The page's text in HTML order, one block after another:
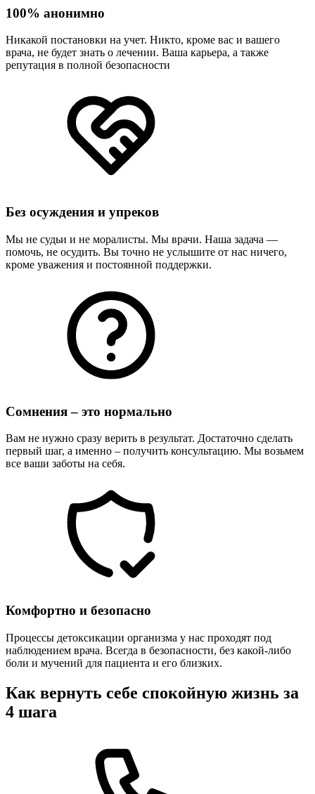
100% анонимно
Никакой постановки на учет. Никто, кроме вас и вашего
врача, не будет знать о лечении. Ваша карьера, а также
репутация в полной безопасности
Без осуждения и упреков
Мы не судьи и не моралисты. Мы врачи. Наша задача —
помочь, не осудить. Вы точно не услышите от нас ничего,
кроме уважения и постоянной поддержки.
Сомнения – это нормально
Вам не нужно сразу верить в результат. Достаточно сделать
первый шаг, а именно – получить консультацию. Мы возьмем
все ваши заботы на себя.
Комфортно и безопасно
Процессы детоксикации организма у нас проходят под
наблюдением врача. Всегда в безопасности, без какой-либо
боли и мучений для пациента и его близких.
Как вернуть себе спокойную жизнь за
4 шага